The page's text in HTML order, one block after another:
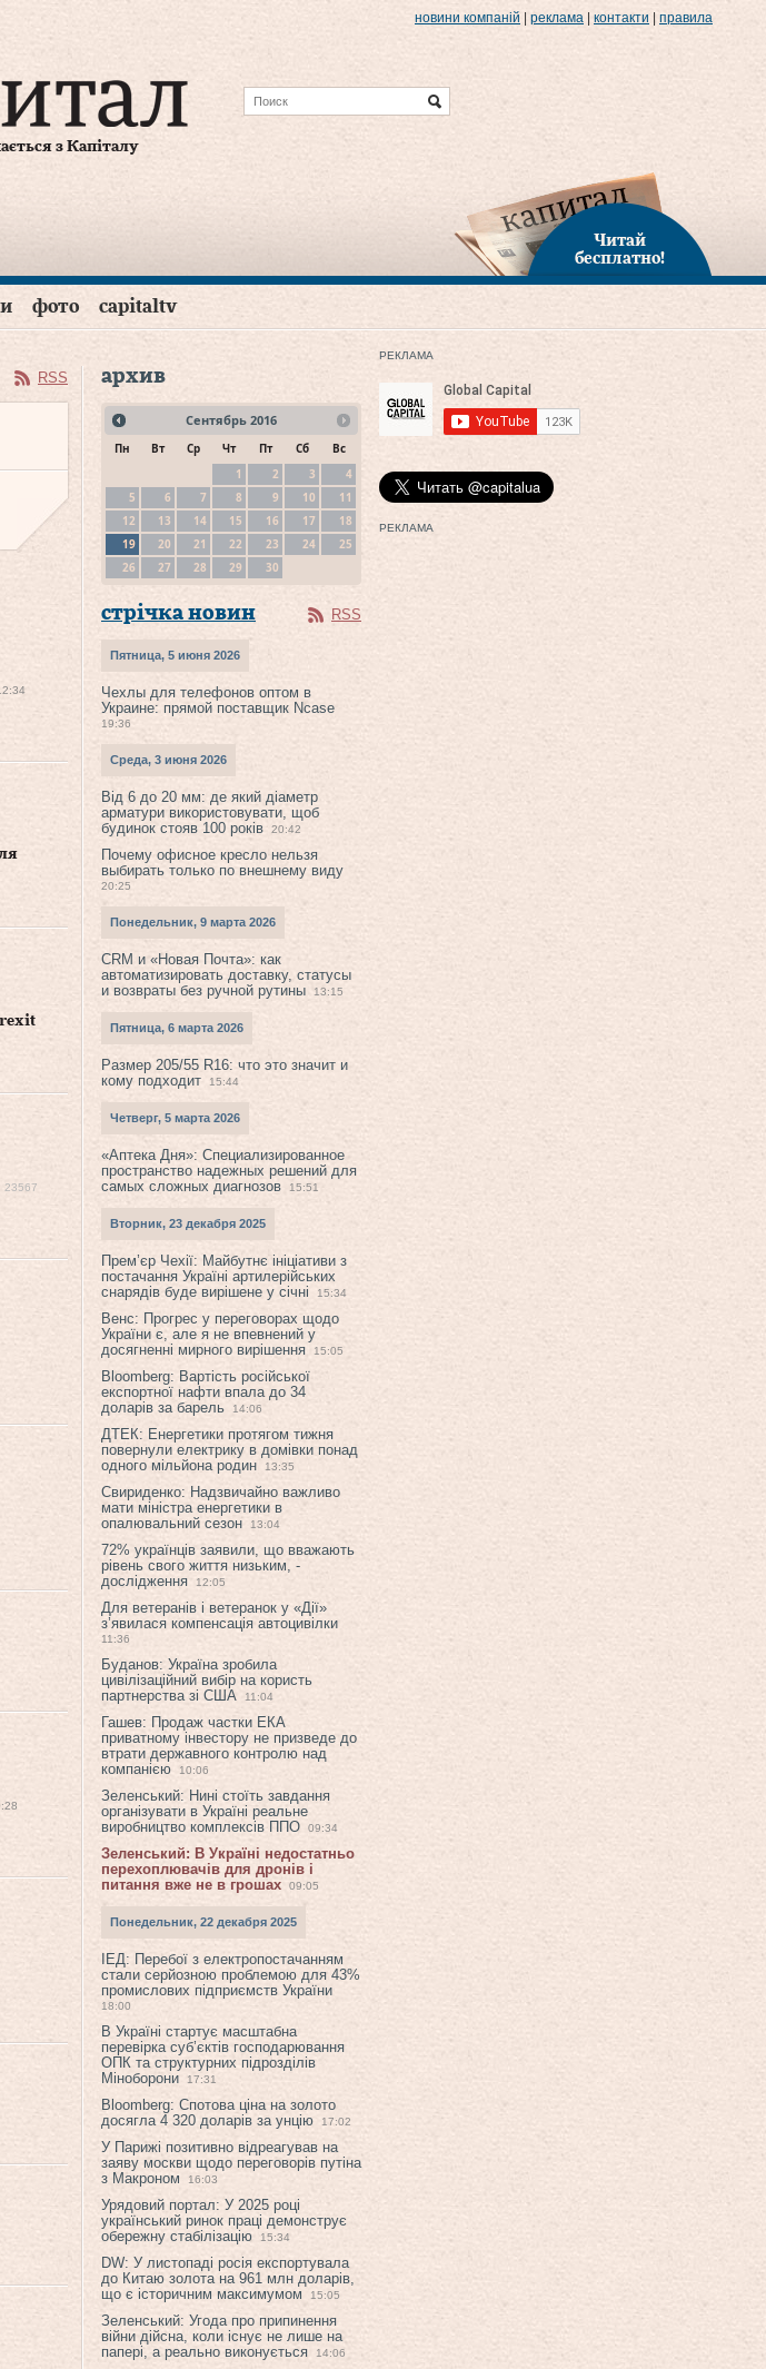
новини компаній реклама контакти правила
з Капіталу
Читай
бесплатно!
фото capitaltv
RSS
23567
архив
Сентябрь 2016
Пн Вт Ср Чт Пт Сб
Вс
1
2 3
4
5
6 7 8 9 10
11
12
13 14 15 16 17
18
19
20 21 22 23 24
25
26
27 28 29 30
стрічка новин RSS
Пятница, 5 июня 2026
Чехлы для телефонов оптом в
Украине: прямой поставщик Ncase
19:36
Среда, 3 июня 2026
Від 6 до 20 мм: де який діаметр
арматури використовувати, щоб
будинок стояв 100 років
20:42
Почему офисное кресло нельзя
выбирать только по внешнему виду
20:25
Понедельник, 9 марта 2026
CRM и «Новая Почта»: как
автоматизировать доставку, статусы
и возвраты без ручной рутины
13:15
Пятница, 6 марта 2026
Размер 205/55 R16: что это значит и
кому подходит
15:44
Четверг, 5 марта 2026
«Аптека Дня»: Специализированное
пространство надежных решений для
самых сложных диагнозов
15:51
Вторник, 23 декабря 2025
Прем’єр Чехії: Майбутнє ініціативи з
постачання Україні артилерійських
снарядів буде вирішене у січні
15:34
Венс: Прогрес у переговорах щодо
України є, але я не впевнений у
досягненні мирного вирішення
15:05
Bloomberg: Вартість російської
експортної нафти впала до 34
доларів за барель
14:06
ДТЕК: Енергетики протягом тижня
повернули електрику в домівки понад
одного мільйона родин
13:35
Свириденко: Надзвичайно важливо
мати міністра енергетики в
опалювальний сезон
13:04
72% українців заявили, що вважають
рівень свого життя низьким, -
дослідження
12:05
Для ветеранів і ветеранок у «Дії»
з’явилася компенсація автоцивілки
11:36
Буданов: Україна зробила
цивілізаційний вибір на користь
партнерства зі США
11:04
Гашев: Продаж частки ЕКА
приватному інвестору не призведе до
втрати державного контролю над
компанією
10:06
Зеленський: Нині стоїть завдання
організувати в Україні реальне
виробництво комплексів ППО
09:34
Зеленський: В Україні недостатньо
перехоплювачів для дронів і
питання вже не в грошах
09:05
Понедельник, 22 декабря 2025
ІЕД: Перебої з електропостачанням
стали серйозною проблемою для 43%
промислових підприємств України
18:00
В Україні стартує масштабна
перевірка суб’єктів господарювання
ОПК та структурних підрозділів
Міноборони
17:31
Bloomberg: Спотова ціна на золото
досягла 4 320 доларів за унцію
17:02
У Парижі позитивно відреагував на
заяву москви щодо переговорів путіна
з Макроном
16:03
Урядовий портал: У 2025 році
український ринок праці демонструє
обережну стабілізацію
15:34
DW: У листопаді росія експортувала
до Китаю золота на 961 млн доларів,
що є історичним максимумом
15:05
Зеленський: Угода про припинення
війни дійсна, коли існує не лише на
папері, а реально виконується
14:06
РЕКЛАМА
РЕКЛАМА